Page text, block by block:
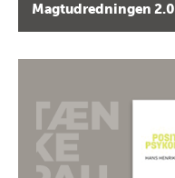
Magtudredningen 2.0